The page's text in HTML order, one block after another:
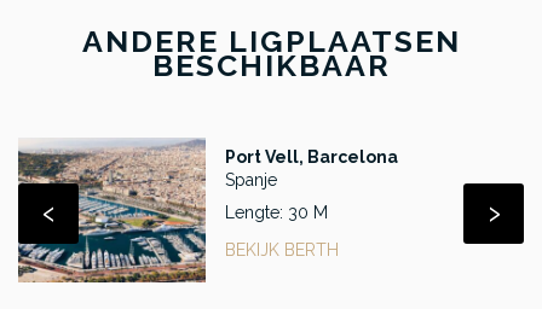
ANDERE LIGPLAATSEN
BESCHIKBAAR
Port Vell, Barcelona
Spanje
Lengte: 30 M
BEKIJK BERTH
‹ ›